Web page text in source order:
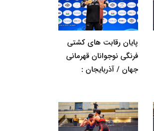
پایان رقابت های کشتی
فرنگی نوجوانان قهرمانی
جهان / آذربایجان :